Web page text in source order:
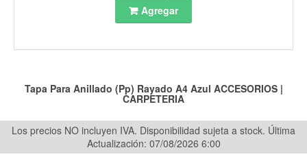
Agregar
Tapa Para Anillado (Pp) Rayado A4 Azul ACCESORIOS|
CARPETERIA
Los precios NO incluyen IVA. Disponibilidad sujeta a stock. Última
Actualización: 07/08/2026 6:00